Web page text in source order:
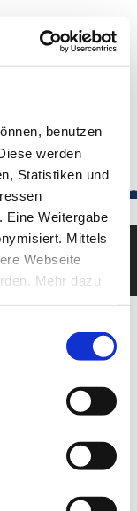
benutzen
werden
Statistiken und
Eine Weitergabe
Mittels
Webseite
Mehr dazu